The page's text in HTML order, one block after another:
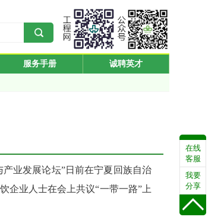
服务手册 诚聘英才
产业发展论坛”日前在宁夏回族自治
企业人士在会上共议“一带一路”上
在线
客服
我要
分享